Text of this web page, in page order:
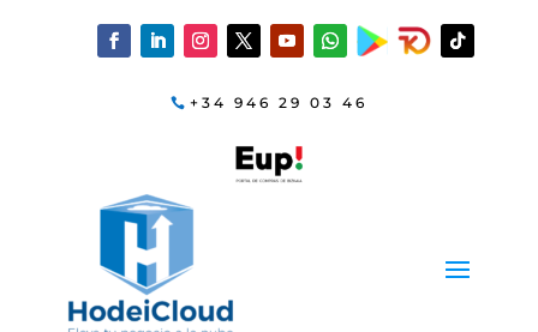
+34 946 29 03 46